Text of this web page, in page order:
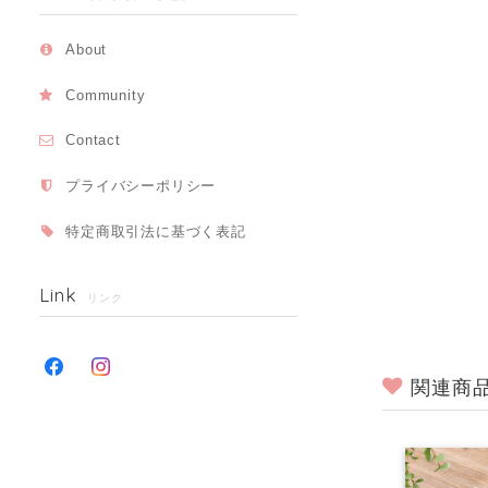
About
Community
Contact
プライバシーポリシー
特定商取引法に基づく表記
Link リンク
関連商